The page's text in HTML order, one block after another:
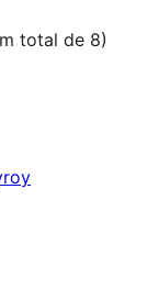
total de 8)